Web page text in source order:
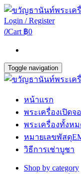
Login / Register
0Cart ฿0
Toggle navigation
หน้าแรก
พระเครื่องเปิดจ
พระเครื่องทั้งห
หมายเลขพัสดุ
วิธีการเช่าบูชา
Shop by category